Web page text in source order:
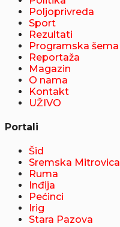
Poljoprivreda
Sport
Rezultati
Programska šema
Reportaža
Magazin
O nama
Kontakt
UŽIVO
Portali
Šid
Sremska Mitrovica
Ruma
Inđija
Pećinci
Irig
Stara Pazova